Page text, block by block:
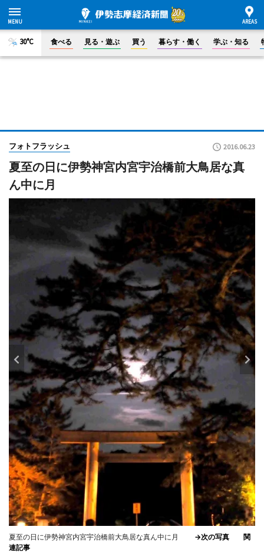
30°C 食べる 見る・遊ぶ 買う 暮らす・働く 学ぶ・知る
フォトフラッシュ 2016.06.23
夏至の日に伊勢神宮内宮宇治橋前大鳥居な真
ん中に月
夏至の日に伊勢神宮内宮宇治橋前大鳥居な真ん中に月 →次の写真
関
連記事